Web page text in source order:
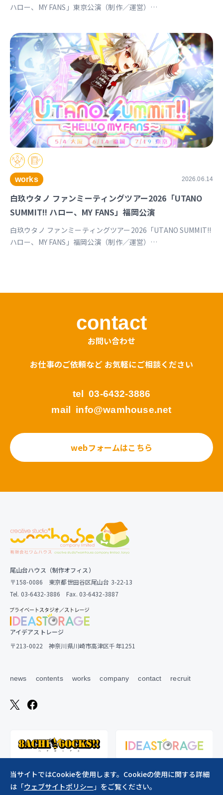
ハロー、MY FANS」東京公演（制作／運営）
works 2026.06.14
白玖ウタノ ファンミーティングツアー2026「UTANO
SUMMIT!! ハロー、MY FANS」福岡公演
白玖ウタノ ファンミーティングツアー2026「UTANO SUMMIT!!
ハロー、MY FANS」福岡公演（制作／運営）
contact
お問い合わせ
お仕事のご依頼など お気軽にご相談ください
tel 03-6432-3886
mail info@wamhouse.net
webフォームはこちら
尾山台ハウス（制作オフィス）
〒158-0086 東京都世田谷区尾山台 3-22-13
Tel. 03-6432-3886 Fax. 03-6432-3887
アイデアストレージ
〒213-0022 神奈川県川崎市高津区千年1251
news contents works company contact recruit
当サイトではCookieを使用します。Cookieの使用に関する詳細
は「ウェブサイトポリシー」をご覧ください。